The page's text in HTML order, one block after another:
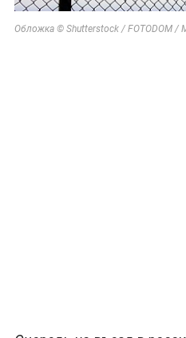
Обложка © Shutterstock / FOTODOM /